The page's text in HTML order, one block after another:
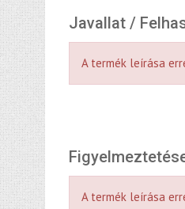
Javallat /
A termék leírása
A termék leírása